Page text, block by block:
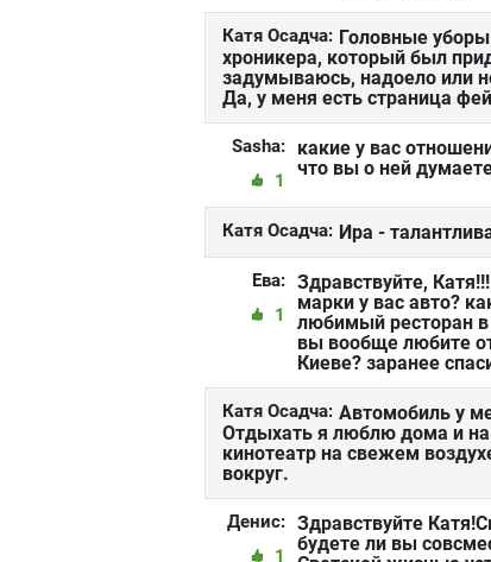
Катя Осадча: Головные уборы
хроникера, который был
задумываюсь, надоело или
Да, у меня есть страница
Sasha:
1
какие у вас
что вы о ней
Катя Осадча: Ира -
Ева:
1
Здравствуйте,
марки у вас авто?
любимый ресторан в
вы вообще любите
Киеве? заранее
Катя Осадча: Автомобиль у
Отдыхать я люблю дома и
кинотеатр на свежем
вокруг.
Денис:
1
Здравствуйте
будете ли вы